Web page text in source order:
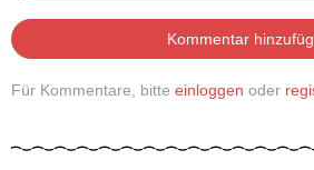
Kommentar
Für Kommentare, bitte einloggen oder